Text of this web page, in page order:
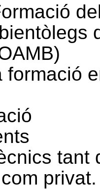
formació
tant
privat.